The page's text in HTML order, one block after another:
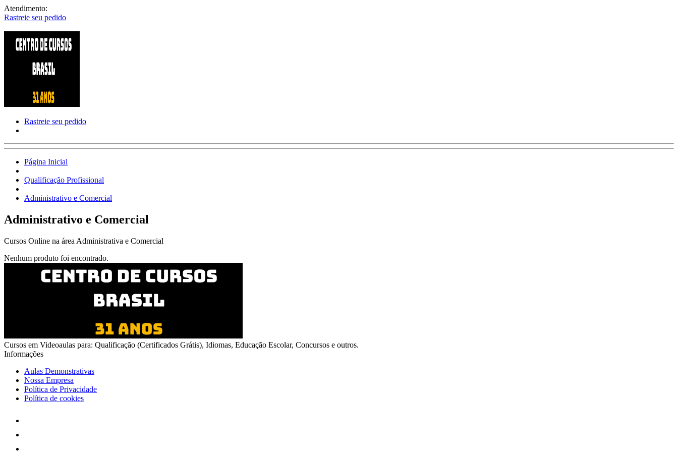
Atendimento:
Rastreie seu pedido
Rastreie seu pedido
Página Inicial
Qualificação Profissional
Administrativo e Comercial
Administrativo e Comercial
Cursos Online na área Administrativa e Comercial
Nenhum produto foi encontrado.
Cursos em Videoaulas para: Qualificação (Certificados Grátis), Idiomas, Educação Escolar, Concursos e outros.
Informações
Aulas Demonstrativas
Nossa Empresa
Política de Privacidade
Política de cookies